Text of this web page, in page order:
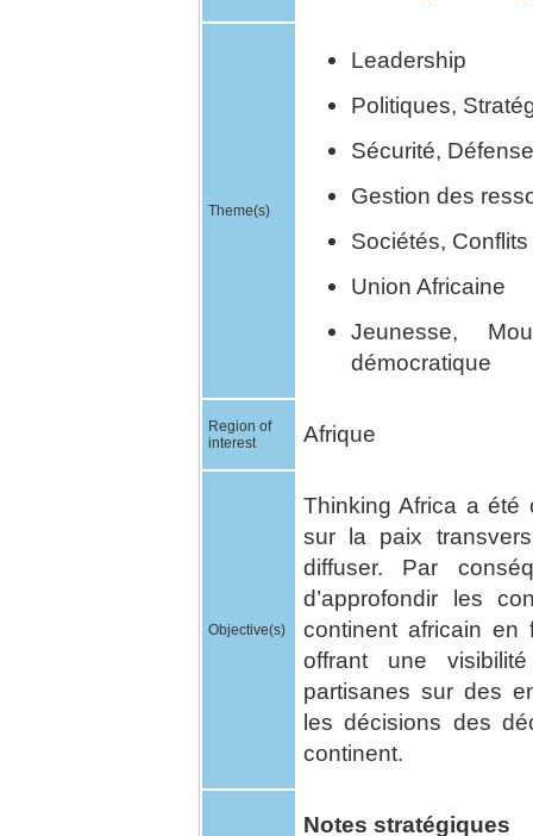
Theme(s)
Leadership
Politiques,
Sécurité,
Gestion des
Sociétés,
Union Africaine
Jeunesse,
démocratique
Region of
interest
Afrique
Objective(s)
Thinking Africa a
sur la paix
diffuser. Par
d’approfondir les
continent africain
offrant une
partisanes sur des
les décisions des
continent.
Notes stratégiques